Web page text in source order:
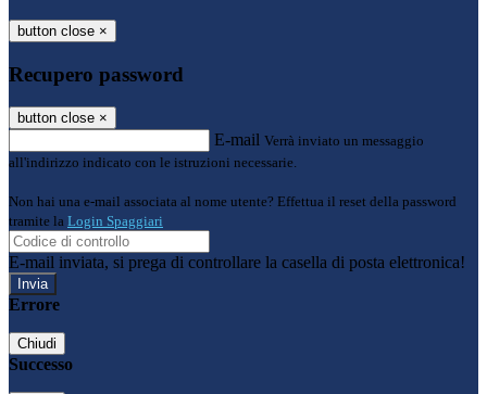
button close ×
Recupero password
button close ×
E-mail Verrà inviato un messaggio
all'indirizzo indicato con le istruzioni necessarie.
Non hai una e-mail associata al nome utente? Effettua il reset della password
tramite la Login Spaggiari
E-mail inviata, si prega di controllare la casella di posta elettronica!
Errore
Chiudi
Successo